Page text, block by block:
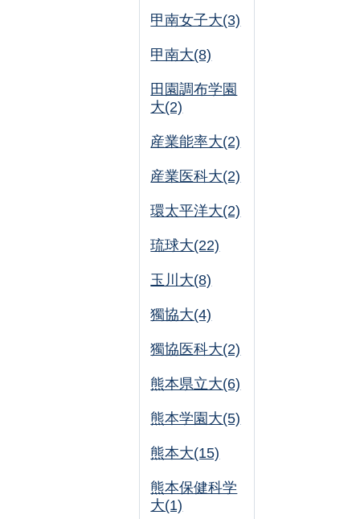
甲南女子大(3)
甲南大(8)
田園調布学園
大(2)
産業能率大(2)
産業医科大(2)
環太平洋大(2)
琉球大(22)
玉川大(8)
獨協大(4)
獨協医科大(2)
熊本県立大(6)
熊本学園大(5)
熊本大(15)
熊本保健科学
大(1)